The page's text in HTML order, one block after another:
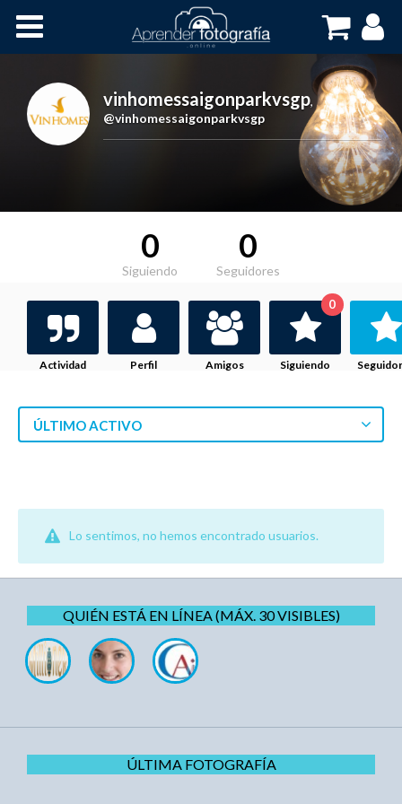
Cursos OnLine
vinhomessaigonparkvsgp,
@vinhomessaigonparkvsgp
0
Siguiendo
0
Seguidores
Actividad Perfil Amigos Siguiendo
0
ÚLTIMO ACTIVO
Lo sentimos, no hemos encontrado usuarios.
QUIÉN ESTÁ EN LÍNEA (MÁX. 30 VISIBLES)
ÚLTIMA FOTOGRAFÍA